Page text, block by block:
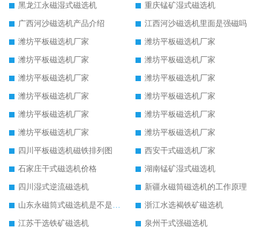
黑龙江永磁湿式磁选机
重庆锰矿湿式磁选机
广西河沙磁选机产品介绍
江西河沙磁选机里面是强磁吗
潍坊平板磁选机厂家
潍坊平板磁选机厂家
潍坊平板磁选机厂家
潍坊平板磁选机厂家
潍坊平板磁选机厂家
潍坊平板磁选机厂家
潍坊平板磁选机厂家
潍坊平板磁选机厂家
潍坊平板磁选机厂家
潍坊平板磁选机厂家
潍坊平板磁选机厂家
潍坊平板磁选机厂家
四川平板磁选机磁铁排列图
西安干式磁选机厂家
石家庄干式磁选机价格
湖南锰矿湿式磁选机
四川湿式逆流磁选机
新疆永磁筒磁选机的工作原理
山东永磁筒式磁选机是不是强磁
浙江水选褐铁矿磁选机
江苏干选铁矿磁选机
泉州干式强磁选机